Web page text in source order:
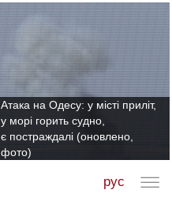
Атака на Одесу: у місті приліт,
у морі горить судно,
є постраждалі (оновлено,
фото)
рус